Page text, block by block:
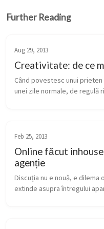
Further Reading
Aug 29, 2013
Creativitate: de ce
Când povestesc unui
unei zile normale, de regulă
Feb 25, 2013
Online făcut
agenție
Discuția nu e nouă, e
extinde asupra întregului